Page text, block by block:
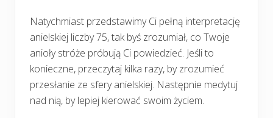
Natychmiast przedstawimy Ci pełną interpretację
anielskiej liczby 75, tak byś zrozumiał, co Twoje
anioły stróże próbują Ci powiedzieć. Jeśli to
konieczne, przeczytaj kilka razy, by zrozumieć
przesłanie ze sfery anielskiej. Następnie medytuj
nad nią, by lepiej kierować swoim życiem.